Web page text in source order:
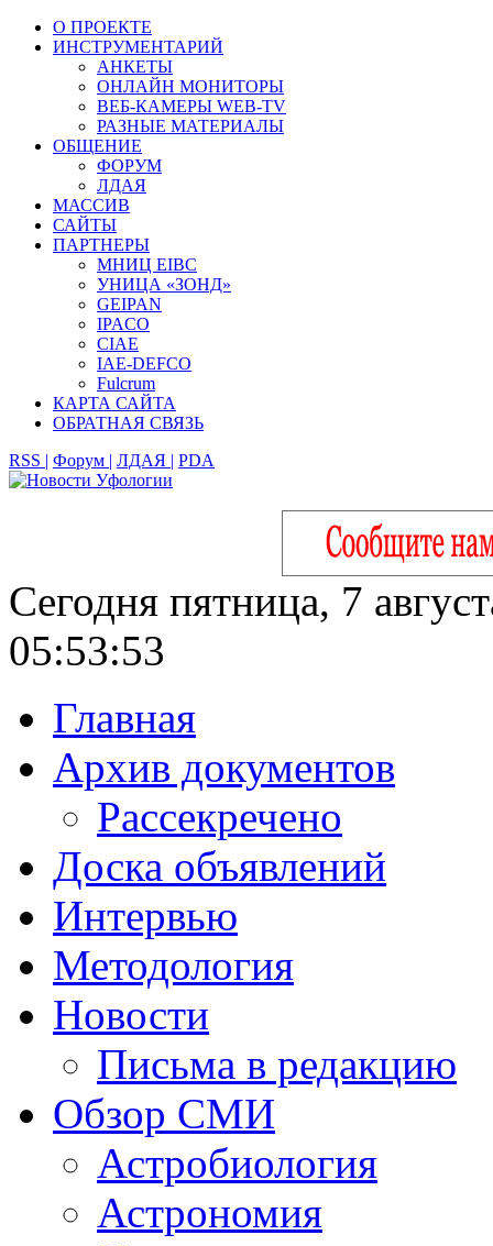
О ПРОЕКТЕ
ИНСТРУМЕНТАРИЙ
АНКЕТЫ
ОНЛАЙН МОНИТОРЫ
ВЕБ-КАМЕРЫ WEB-TV
РАЗНЫЕ МАТЕРИАЛЫ
ОБЩЕНИЕ
ФОРУМ
ЛДАЯ
МАССИВ
САЙТЫ
ПАРТНЕРЫ
МНИЦ EIBC
УНИЦА «ЗОНД»
GEIPAN
IPACO
CIAE
IAE-DEFCO
Fulcrum
КАРТА САЙТА
ОБРАТНАЯ СВЯЗЬ
RSS | Форум | ЛДАЯ | PDA
Сегодня пятница, 7
05:53:54
Главная
Архив документов
Рассекречено
Доска объявлений
Интервью
Методология
Новости
Письма в редакцию
Обзор СМИ
Астробиология
Астрономия